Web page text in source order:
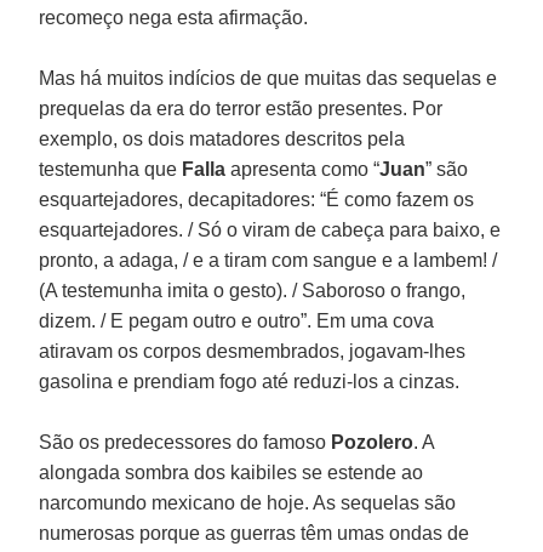
recomeço nega esta afirmação.
Mas há muitos indícios de que muitas das sequelas e
prequelas da era do terror estão presentes. Por
exemplo, os dois matadores descritos pela
testemunha que Falla apresenta como “Juan” são
esquartejadores, decapitadores: “É como fazem os
esquartejadores. / Só o viram de cabeça para baixo, e
pronto, a adaga, / e a tiram com sangue e a lambem! /
(A testemunha imita o gesto). / Saboroso o frango,
dizem. / E pegam outro e outro”. Em uma cova
atiravam os corpos desmembrados, jogavam-lhes
gasolina e prendiam fogo até reduzi-los a cinzas.
São os predecessores do famoso Pozolero. A
alongada sombra dos kaibiles se estende ao
narcomundo mexicano de hoje. As sequelas são
numerosas porque as guerras têm umas ondas de